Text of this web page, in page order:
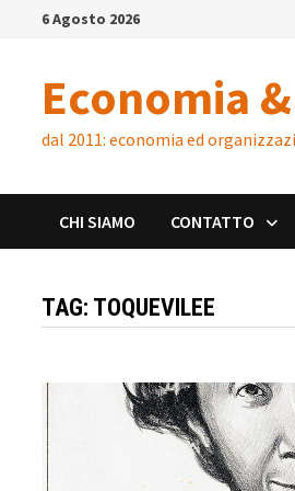
6 Agosto 2026
Economia
dal 2011: economia ed
CHI SIAMO CONTATTO
TAG: TOQUEVILEE